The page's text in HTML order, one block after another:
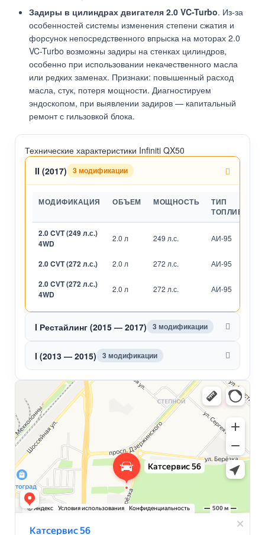
Задиры в цилиндрах двигателя 2.0 VC-Turbo. Из-за
особенностей системы изменения степени сжатия и
форсунок непосредственного впрыска на моторах 2.0
VC-Turbo возможны задиры на стенках цилиндров,
особенно при использовании некачественного масла
или редких заменах. Признаки: повышенный расход
масла, стук, потеря мощности. Диагностируем
эндоскопом, при выявлении задиров — капитальный
ремонт с гильзовкой блока.
Технические характеристики Infiniti QX50
II (2017)
3 модификации
МОДИФИКАЦИЯ ОБЪЕМ МОЩНОСТЬ
ТИП
ТОПЛИВА
2.0 CVT (249 л.с.)
4WD
2.0 л 249 л.с. АИ-95
2.0 CVT (272 л.с.) 2.0 л 272 л.с. АИ-95
2.0 CVT (272 л.с.)
4WD
2.0 л 272 л.с. АИ-95
I Рестайлинг (2015 — 2017) 3 модификации
I (2013 — 2015) 3 модификации